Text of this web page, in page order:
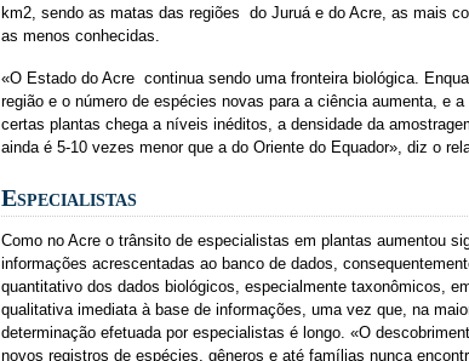
km2, sendo as matas das regiões do Juruá e do Acre, as mais
as menos conhecidas.
«O Estado do Acre continua sendo uma fronteira biológica.
região e o número de espécies novas para a ciência aumenta, e
certas plantas chega a níveis inéditos, a densidade da
ainda é 5-10 vezes menor que a do Oriente do Equador», diz o
Especialistas
Como no Acre o trânsito de especialistas em plantas aumentou
informações acrescentadas ao banco de dados,
quantitativo dos dados biológicos, especialmente taxonômicos,
qualitativa imediata à base de informações, uma vez que, na
determinação efetuada por especialistas é longo. «O
novos registros de espécies, gêneros e até famílias nunca